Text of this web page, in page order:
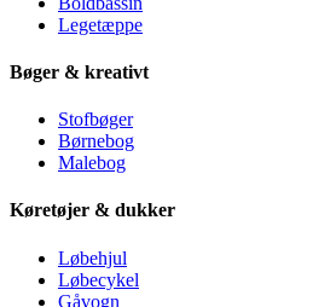
Legetæppe
Bøger & kreativt
Stofbøger
Børnebog
Malebog
Køretøjer & dukker
Løbehjul
Løbecykel
Gåvogn